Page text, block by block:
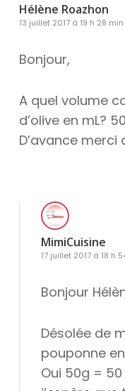
Hélène Roazhon
13 juillet 2017 à 19 h 28 min
Bonjour,
A quel volume
d’olive en mL?
D’avance
MimiCuisine
17 juillet 2017 à 18 h
Bonjour
Désolée de
pouponne
Oui 50g =